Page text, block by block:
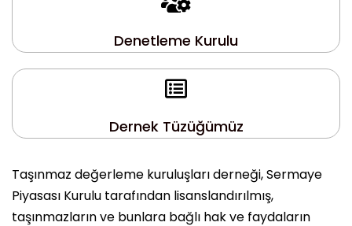
Denetleme Kurulu
Dernek Tüzüğümüz
Taşınmaz değerleme kuruluşları derneği, Sermaye
Piyasası Kurulu tarafından lisanslandırılmış,
taşınmazların ve bunlara bağlı hak ve faydaların